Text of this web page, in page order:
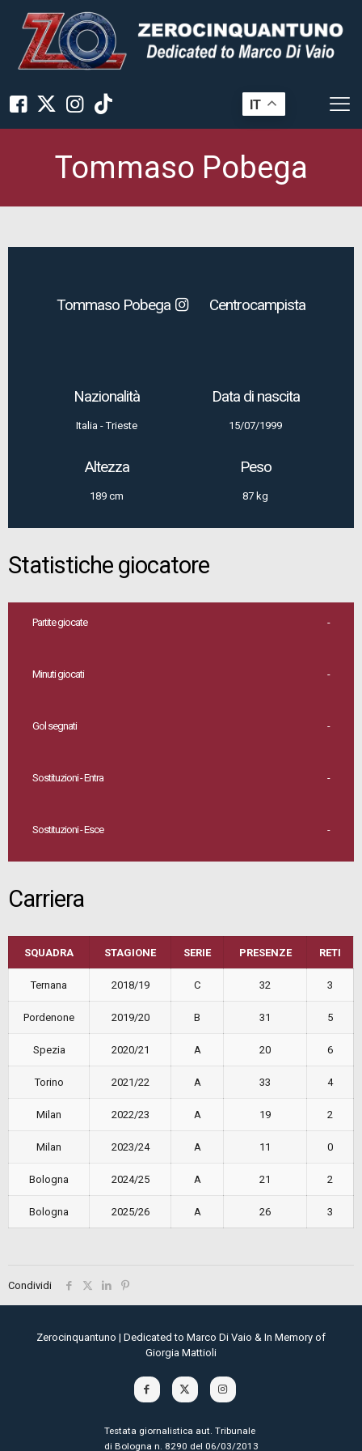
IT
Tommaso Pobega
Tommaso Pobega Centrocampista
Nazionalità
Italia - Trieste
Data di nascita
15/07/1999
Altezza
189 cm
Peso
87 kg
Statistiche giocatore
Partite giocate -
Minuti giocati -
Gol segnati -
Sostituzioni - Entra -
Sostituzioni - Esce -
Carriera
SQUADRA STAGIONE SERIE PRESENZE RETI
Ternana 2018/19 C 32 3
Pordenone 2019/20 B 31 5
Spezia 2020/21 A 20 6
Torino 2021/22 A 33 4
Milan 2022/23 A 19 2
Milan 2023/24 A 11 0
Bologna 2024/25 A 21 2
Bologna 2025/26 A 26 3
Condividi
Zerocinquantuno | Dedicated to Marco Di Vaio & In Memory of
Giorgia Mattioli
Testata giornalistica aut. Tribunale
di Bologna n. 8290 del 06/03/2013